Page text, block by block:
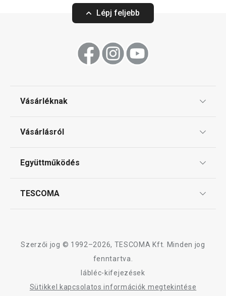
Lépj feljebb
Vásárléknak
Gyakori kérdések
Vásárlásról
Reklamáció és termékvisszaküldés
Együttműködés
TESCOMA
Szerzői jog © 1992–2026, TESCOMA Kft. Minden jog
fenntartva.
lábléc-kifejezések
Sütikkel kapcsolatos információk megtekintése